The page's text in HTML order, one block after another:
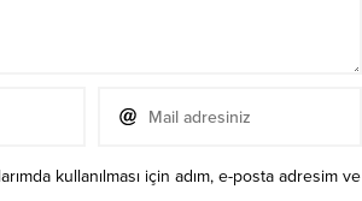
kullanılması için adım, e-posta adresim ve